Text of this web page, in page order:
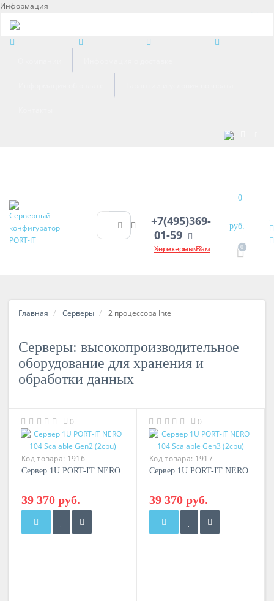
Информация ×
+7(495)369-
01-59
Хотите, мы Вам перезвоним?
0
руб.
0
Главная Серверы 2 процессора Intel
Серверы: высокопроизводительное
оборудование для хранения и
обработки данных
0
Код товара: 1916
Сервер 1U PORT-IT NERO
39 370 руб.
0
Код товара: 1917
Сервер 1U PORT-IT NERO
39 370 руб.